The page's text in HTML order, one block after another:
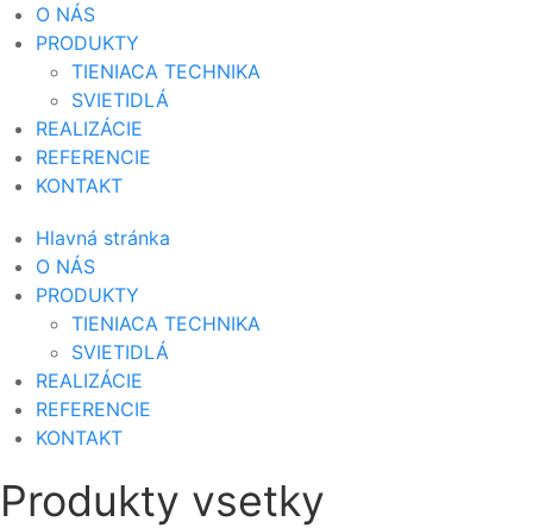
O NÁS
PRODUKTY
TIENIACA TECHNIKA
SVIETIDLÁ
REALIZÁCIE
REFERENCIE
KONTAKT
Hlavná stránka
O NÁS
PRODUKTY
TIENIACA TECHNIKA
SVIETIDLÁ
REALIZÁCIE
REFERENCIE
KONTAKT
Produkty vsetky